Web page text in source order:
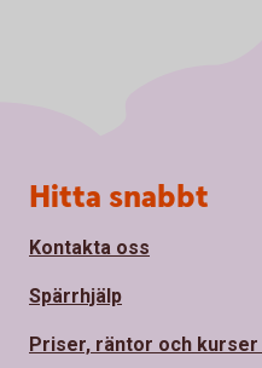
Sidfot
Hitta snabbt
Kontakta oss
Spärrhjälp
Priser, räntor och